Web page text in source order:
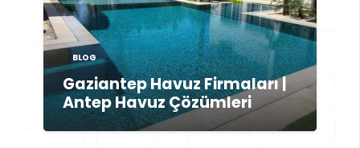
BLOG
Gaziantep Havuz Firmaları |
Antep Havuz Çözümleri